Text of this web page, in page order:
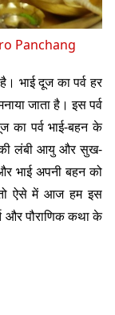
Panchang
भाई दूज का पर्व हर
जाता है। इस पर्व
का पर्व भाई-बहन के
की लंबी आयु और सुख-
भाई अपनी बहन को
ऐसे में आज हम इस
और पौराणिक कथा के